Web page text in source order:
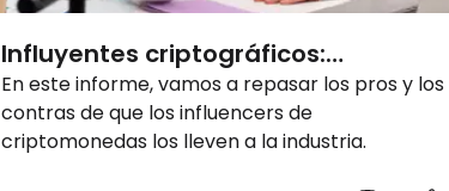
Influyentes criptográficos:
¿maldición o bendición para la
industria criptográfica?
En este informe, vamos a repasar los pros y los
contras de que los influencers de
criptomonedas los lleven a la industria.